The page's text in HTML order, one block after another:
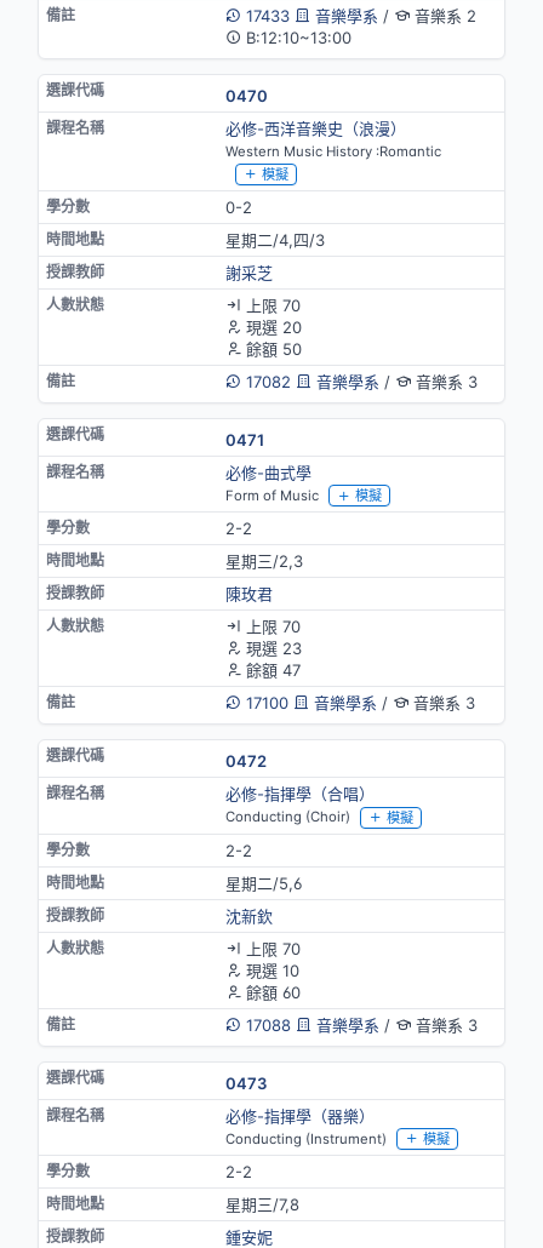
17433
音樂學系 /
音樂系 2
B:12:10~13:00
0470
必修-西洋音樂史（浪漫）
Western Music History :Romantic
模擬
0-2
星期二/4,四/3
謝采芝
上限 70
現選 20
餘額 50
17082
音樂學系 / 音樂系 3
0471
必修-曲式學
Form of Music 模擬
2-2
星期三/2,3
陳玫君
上限 70
現選 23
餘額 47
17100
音樂學系 / 音樂系 3
0472
必修-指揮學（合唱）
Conducting (Choir) 模擬
2-2
星期二/5,6
沈新欽
上限 70
現選 10
餘額 60
17088
音樂學系 / 音樂系 3
0473
必修-指揮學（器樂）
Conducting (Instrument) 模擬
2-2
星期三/7,8
鍾安妮